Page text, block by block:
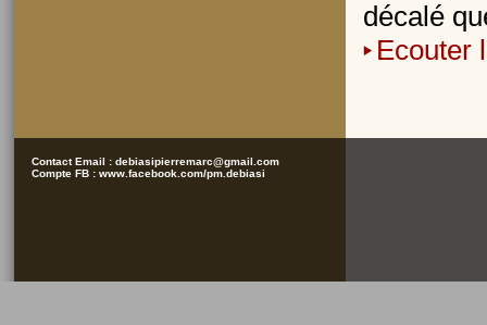
décalé
Ecouter
Contact Email : debiasipierremarc@gmail.com
Compte FB : www.facebook.com/pm.debiasi